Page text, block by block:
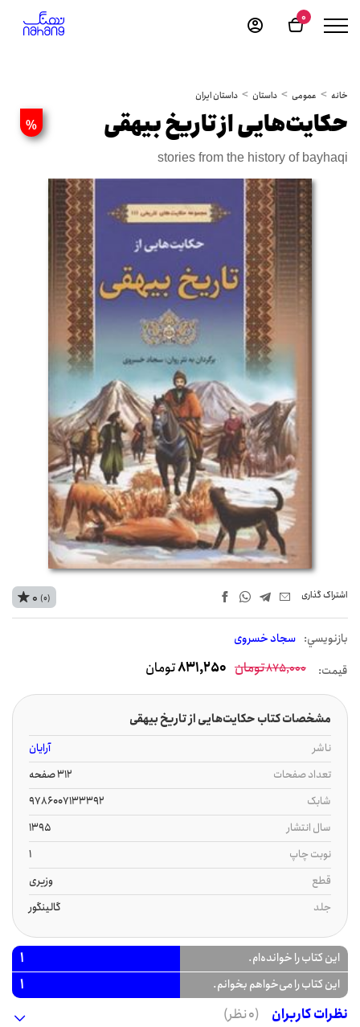
0
خانه عمومی داستان داستان ایران
% حکایت‌هایی از تاریخ بیهقی
stories from the history of bayhaqi
اشتراک‌ گذاری
بازنويسي: سجاد خسروی
0 (0)
قیمت: 875,000تومان 831,250تومان
مشخصات کتاب حکایت‌هایی از تاریخ بیهقی
ناشر
آرایان
تعداد صفحات
312 صفحه
شابک
9786007133392
سال انتشار
1395
نوبت چاپ
1
قطع
وزیری
جلد
گالینگور
این کتاب را خوانده‌ام. 1
این کتاب را می‌خواهم بخوانم.
1
نظرات کاربران
(0 نظر)